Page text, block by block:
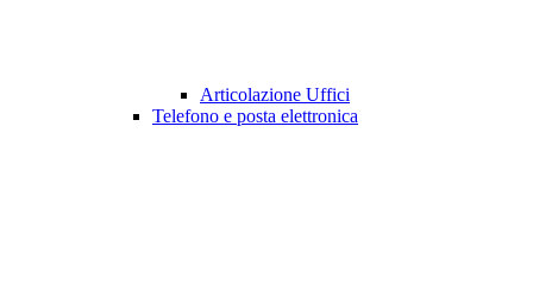
Articolazione Uffici
Telefono e posta elettronica